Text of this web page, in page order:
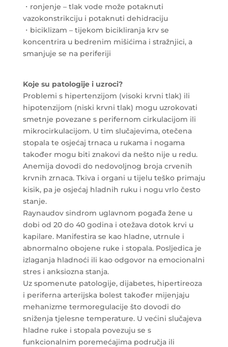
・ronjenje – tlak vode može potaknuti
vazokonstrikciju i potaknuti dehidraciju
・biciklizam – tijekom bicikliranja krv se
koncentrira u bedrenim mišićima i stražnjici, a
smanjuje se na periferiji
Koje su patologije i uzroci?
Problemi s hipertenzijom (visoki krvni tlak) ili
hipotenzijom (niski krvni tlak) mogu uzrokovati
smetnje povezane s perifernom cirkulacijom ili
mikrocirkulacijom. U tim slučajevima, otečena
stopala te osjećaj trnaca u rukama i nogama
također mogu biti znakovi da nešto nije u redu.
Anemija dovodi do nedovoljnog broja crvenih
krvnih zrnaca. Tkiva i organi u tijelu teško primaju
kisik, pa je osjećaj hladnih ruku i nogu vrlo često
stanje.
Raynaudov sindrom uglavnom pogađa žene u
dobi od 20 do 40 godina i otežava dotok krvi u
kapilare. Manifestira se kao hladne, utrnule i
abnormalno obojene ruke i stopala. Posljedica je
izlaganja hladnoći ili kao odgovor na emocionalni
stres i anksiozna stanja.
Uz spomenute patologije, dijabetes, hipertireoza
i periferna arterijska bolest također mijenjaju
mehanizme termoregulacije što dovodi do
sniženja tjelesne temperature. U većini slučajeva
hladne ruke i stopala povezuju se s
funkcionalnim poremećajima područja ili